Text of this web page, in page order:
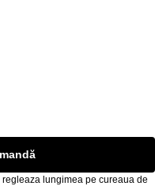
lungimea pe cureaua de